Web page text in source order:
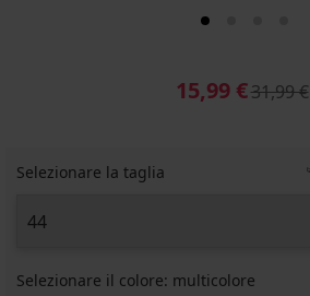
15,99 €31,99 €
Selezionare la taglia
Selezionare il colore: multicolore